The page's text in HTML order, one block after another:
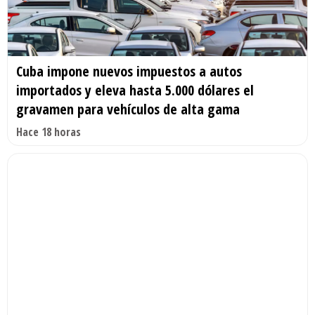
Cuba impone nuevos impuestos a autos
importados y eleva hasta 5.000 dólares el
gravamen para vehículos de alta gama
Hace 18 horas